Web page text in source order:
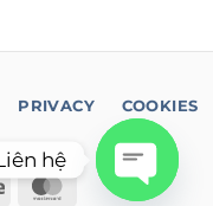
PRIVACY COOKIES
hệ